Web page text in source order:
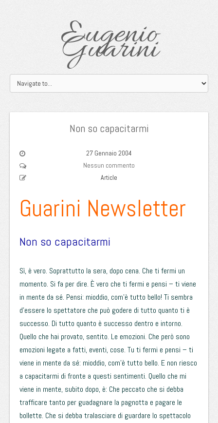
Eugenio
Guarini
Non so capacitarmi
27 Gennaio 2004
Nessun commento
Article
Guarini Newsletter
Non so capacitarmi
Sì, è vero. Soprattutto la sera, dopo cena. Che ti fermi un
momento. Si fa per dire. È vero che ti fermi e pensi – ti viene
in mente da sé. Pensi: mioddio, com’è tutto bello! Ti sembra
d’essere lo spettatore che può godere di tutto quanto ti è
successo. Di tutto quanto è successo dentro e intorno.
Quello che hai provato, sentito. Le emozioni. Che però sono
emozioni legate a fatti, eventi, cose. Tu ti fermi e pensi – ti
viene in mente da sé: mioddio, com’è tutto bello. E non riesco
a capacitarmi di fronte a questi sentimenti. Quello che mi
viene in mente, subito dopo, è: Che peccato che si debba
trafficare tanto per guadagnare la pagnotta e pagare le
bollette. Che si debba tralasciare di guardare lo spettacolo